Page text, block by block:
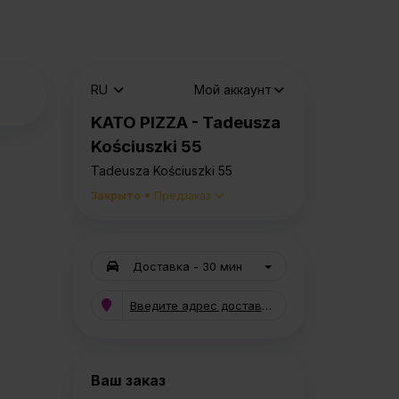
RU Мой аккаунт
KATO PIZZA - Tadeusza
Kościuszki 55
Tadeusza Kościuszki 55
Закрыто Предзаказ
Доставка - 30 мин
Введите адрес доставки
Ваш заказ